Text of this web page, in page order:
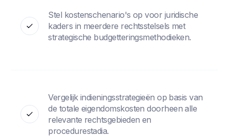
Stel kostenschenario's op voor juridische
kaders in meerdere rechtsstelsels met
strategische budgetteringsmethodieken.
Vergelijk indieningsstrategieën op basis van
de totale eigendomskosten doorheen alle
relevante rechtsgebieden en
procedurestadia.